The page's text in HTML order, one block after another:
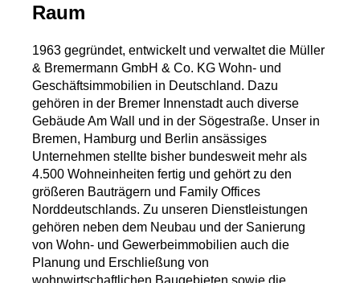
Raum
1963 gegründet, entwickelt und verwaltet die Müller
& Bremermann GmbH & Co. KG Wohn- und
Geschäftsimmobilien in Deutschland. Dazu
gehören in der Bremer Innenstadt auch diverse
Gebäude Am Wall und in der Sögestraße. Unser in
Bremen, Hamburg und Berlin ansässiges
Unternehmen stellte bisher bundesweit mehr als
4.500 Wohneinheiten fertig und gehört zu den
größeren Bauträgern und Family ­Offices
Norddeutschlands. Zu unseren Dienst­leistungen
gehören neben dem Neubau und der Sanierung
von Wohn- und Gewerbeimmobilien auch die
Planung und Erschließung von
wohnwirtschaftlichen Baugebieten sowie die